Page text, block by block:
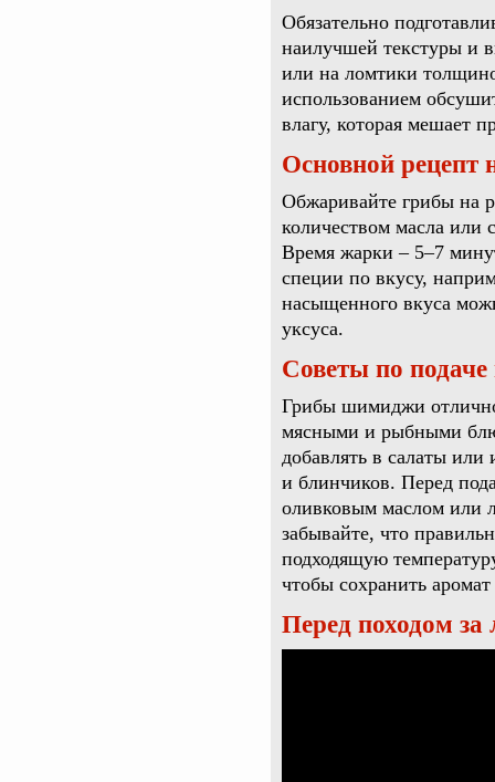
Обязательно
наилучшей текстуры и
или на ломтики
использованием
влагу, которая мешает
Основной рецепт
Обжаривайте грибы на
количеством масла или
Время жарки – 5–7
специи по вкусу,
насыщенного вкуса
уксуса.
Советы по подаче
Грибы шимиджи
мясными и рыбными
добавлять в салаты или
и блинчиков. Перед
оливковым маслом или
забывайте, что
подходящую
чтобы сохранить аромат
Перед походом за